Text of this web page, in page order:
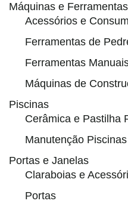
Máquinas e Ferramentas
Acessórios e
Ferramentas de
Ferramentas
Máquinas de
Piscinas
Cerâmica e Pastilha
Manutenção Piscinas
Portas e Janelas
Claraboias e
Portas